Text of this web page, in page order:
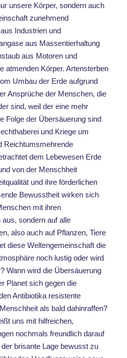
unsere Körper, sondern auch
zunehmend
Industrien und
aus Massentierhaltung
aus Motoren und
atmenden Körper. Artensterben
Umbau der Erde aufgrund
Ansprüche der Menschen, die
sind, weil der eine mehr
Folge der Übersäuerung sind
und Kriege um
Reichtumsmehrende
dem Lebewesen Erde
von der Menschheit
und ihre förderlichen
Bewusstheit wirken sich
mit ihren
sondern auf alle
also auch auf Pflanzen, Tiere
diese Weltengemeinschaft die
noch lustig oder wird
Wann wird die Übersäuerung
Planet sich gegen die
Antibiotika resistente
als bald dahinraffen?
uns mit hilfreichen,
nochmals freundlich darauf
brisante Lage bewusst zu